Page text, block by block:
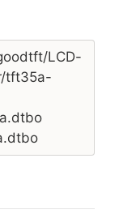
LCD-
tft35a-